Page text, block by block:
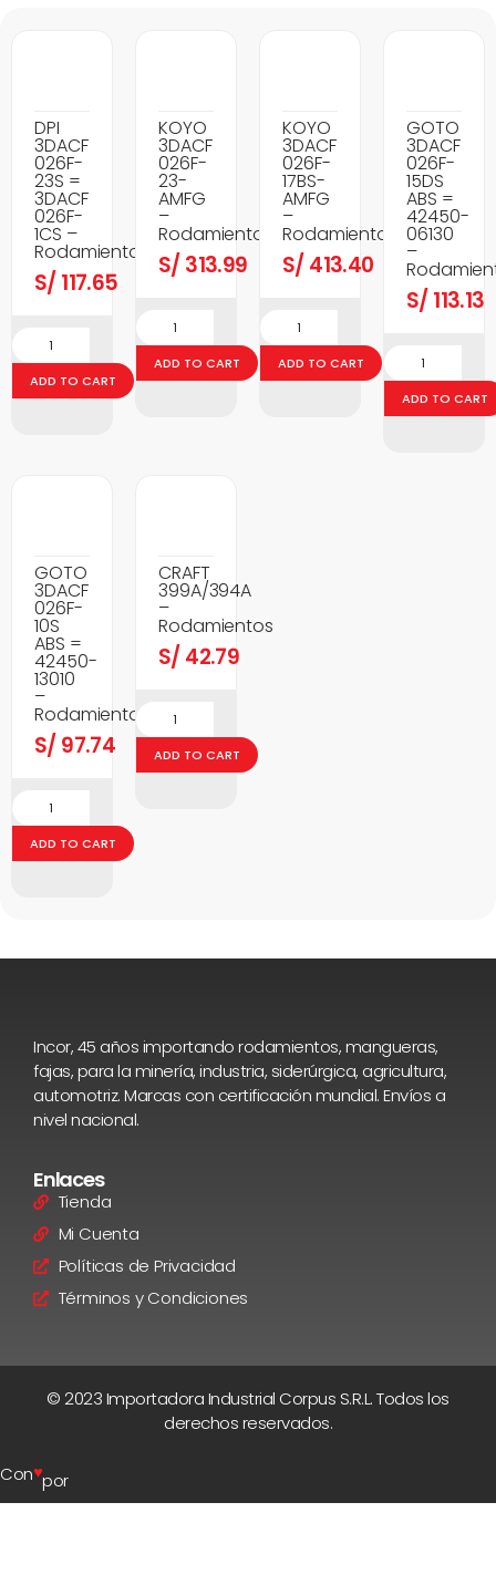
DPI
3DACF
026F-
23S =
3DACF
026F-
1CS –
Rodamientos
S/ 117.65
ADD TO CART
KOYO
3DACF
026F-
23-
AMFG
–
Rodamientos
S/ 313.99
ADD TO CART
KOYO
3DACF
026F-
17BS-
AMFG
–
Rodamientos
S/ 413.40
ADD TO CART
GOTO
3DACF
026F-
15DS
ABS =
42450-
06130
–
S/ 113.13
ADD TO CART
GOTO
3DACF
026F-
10S
ABS =
42450-
13010
–
Rodamientos
S/ 97.74
ADD TO CART
CRAFT
399A/394A
–
Rodamientos
S/ 42.79
ADD TO CART
Incor, 45 años importando rodamientos, mangueras,
fajas, para la minería, industria, siderúrgica, agricultura,
automotriz. Marcas con certificación mundial. Envíos a
nivel nacional.
Enlaces
Tienda
Mi Cuenta
Políticas de Privacidad
Términos y Condiciones
© 2023 Importadora Industrial Corpus S.R.L. Todos los
derechos reservados.
Con♥por